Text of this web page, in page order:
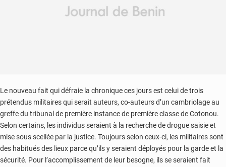
Le nouveau fait qui défraie la chronique ces jours est celui de trois
prétendus militaires qui serait auteurs, co-auteurs d’un cambriolage au
greffe du tribunal de première instance de première classe de Cotonou.
Selon certains, les individus seraient à la recherche de drogue saisie et
mise sous scellée par la justice. Toujours selon ceux-ci, les militaires sont
des habitués des lieux parce qu’ils y seraient déployés pour la garde et la
sécurité. Pour l’accomplissement de leur besogne, ils se seraient fait